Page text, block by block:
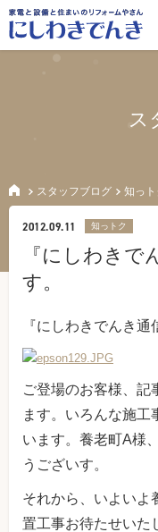
ス
スタッフブログ 知っト
2012.09.11 知っトク
『にしわきで
す。
『にしわきでんき通
ご登場のお客様、記
ます。いろんな施工
います。養老町A様
うございす。
それから、いよいよ
置工事お待たせいた